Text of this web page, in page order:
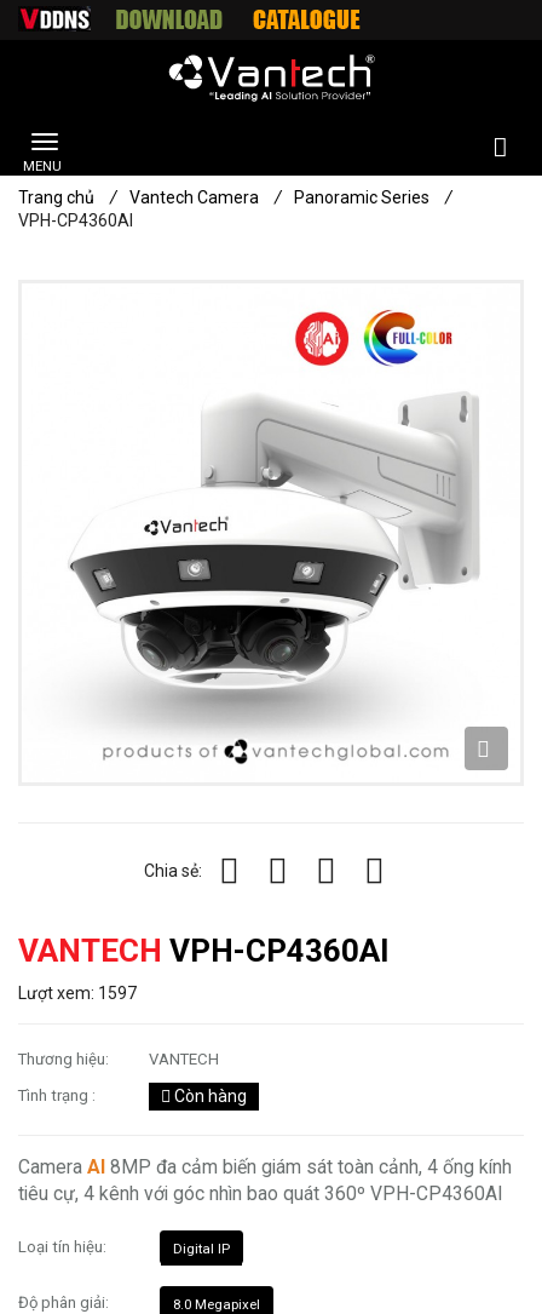
VANTECH VPH-CP4360AI
Lượt xem: 1597
Thương hiệu:
VANTECH
Tình trạng :
Còn hàng
Camera AI 8MP đa cảm biến giám sát toàn cảnh, 4 ống kính
tiêu cự, 4 kênh với góc nhìn bao quát 360º VPH-CP4360AI
Loại tín hiệu: Digital IP
Độ phân giải: 8.0 Megapixel
Chia sẻ:
Trang chủ / Vantech Camera / Panoramic Series
/
VPH-CP4360AI